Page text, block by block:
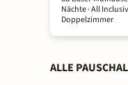
Nächte· All
Doppelzimmer
ALLE